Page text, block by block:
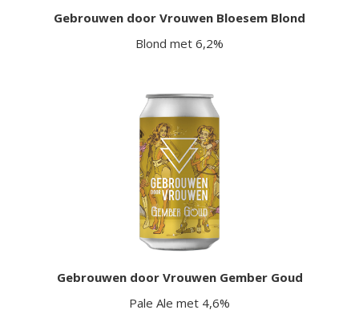
Gebrouwen door Vrouwen Bloesem Blond
Blond met 6,2%
Gebrouwen door Vrouwen Gember Goud
Pale Ale met 4,6%